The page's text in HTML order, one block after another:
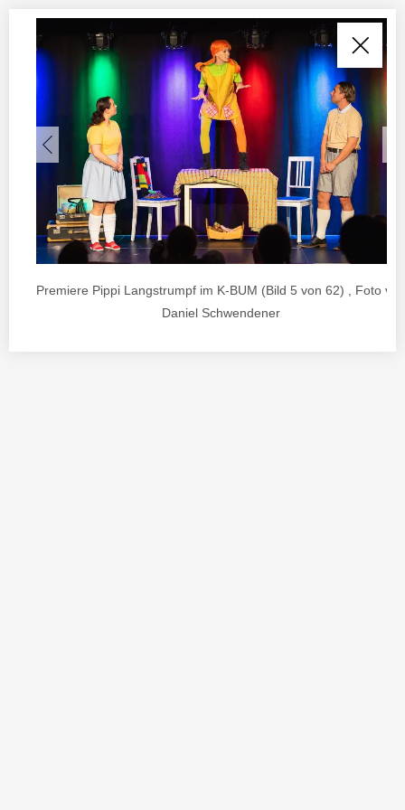
Premiere Pippi Langstrumpf im K-BUM (Bild 5 von 62) , Foto von
Daniel Schwendener